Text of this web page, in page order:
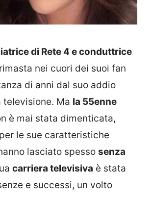
di Rete 4 e conduttrice
nei cuori dei suoi fan
di anni dal suo addio
Ma la 55enne
è mai stata dimenticata,
le sue caratteristiche
lasciato spesso senza
carriera televisiva è stata
e successi, un volto